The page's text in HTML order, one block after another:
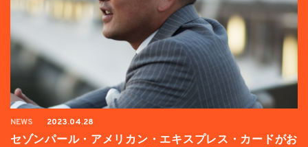
NEWS 2023.04.28
セゾンパール・アメリカン・エキスプレス・カードがお